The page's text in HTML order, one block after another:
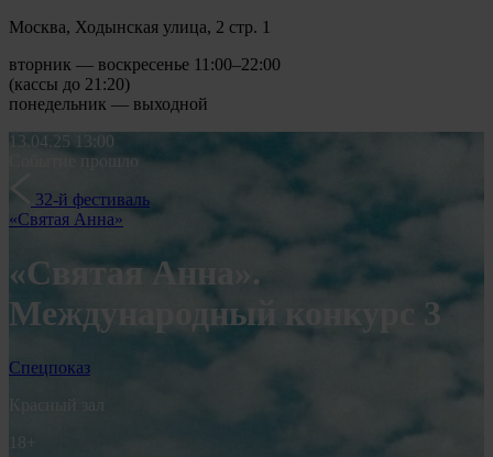
Москва, Ходынская улица, 2 стр. 1
вторник — воскресенье 11:00–22:00
(кассы до 21:20)
понедельник — выходной
13.04.25
13:00
Событие прошло
32-й фестиваль
«Святая Анна»
«Святая Анна».
Международный конкурс 3
Спецпоказ
Красный зал
18+